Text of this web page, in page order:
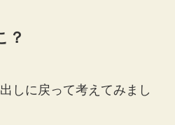
？
しに戻って考えてみまし